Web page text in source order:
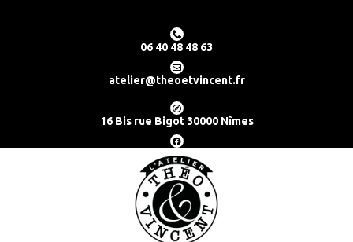
06 40 48 48 63
atelier@theoetvincent.fr
16 Bis rue Bigot 30000 Nîmes